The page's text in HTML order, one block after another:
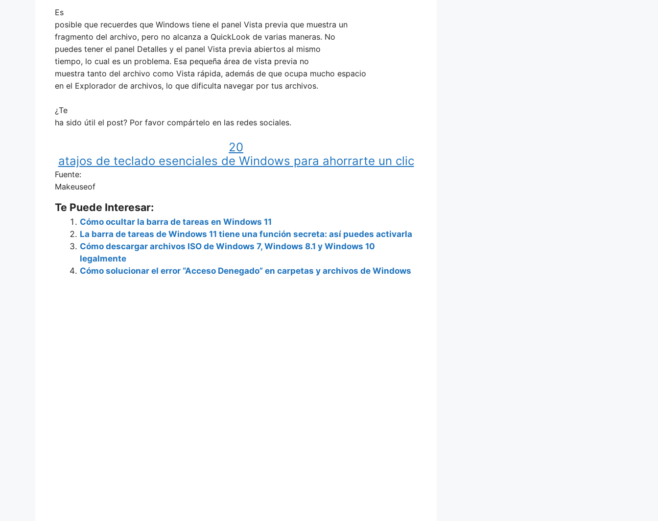
Es
posible que recuerdes que Windows tiene el panel Vista previa que muestra un
fragmento del archivo, pero no alcanza a QuickLook de varias maneras. No
puedes tener el panel Detalles y el panel Vista previa abiertos al mismo
tiempo, lo cual es un problema. Esa pequeña área de vista previa no
muestra tanto del archivo como Vista rápida, además de que ocupa mucho espacio
en el Explorador de archivos, lo que dificulta navegar por tus archivos.
¿Te
ha sido útil el post? Por favor compártelo en las redes sociales.
20
atajos de teclado esenciales de Windows para ahorrarte un clic
Fuente:
Makeuseof
Te Puede Interesar:
Cómo ocultar la barra de tareas en Windows 11
La barra de tareas de Windows 11 tiene una función secreta: así puedes activarla
Cómo descargar archivos ISO de Windows 7, Windows 8.1 y Windows 10
legalmente
Cómo solucionar el error “Acceso Denegado” en carpetas y archivos de Windows